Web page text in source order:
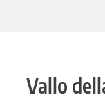
Vallo